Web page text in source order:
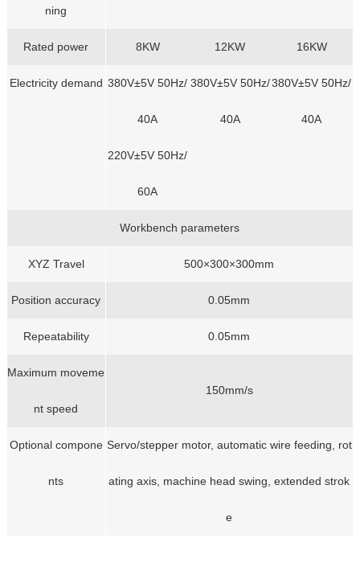
ning
Rated power 8KW 12KW 16KW
Electricity demand 380V±5V 50Hz/
40A
220V±5V 50Hz/
60A
380V±5V 50Hz/
40A
380V±5V 50Hz/
40A
Workbench parameters
XYZ Travel 500×300×300mm
Position accuracy 0.05mm
Repeatability 0.05mm
Maximum moveme
nt speed
150mm/s
Optional compone
nts
Servo/stepper motor, automatic wire feeding, rot
ating axis, machine head swing, extended strok
e